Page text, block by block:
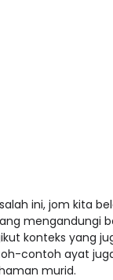
ini, jom kita
mengandungi
konteks yang
contoh ayat
murid.